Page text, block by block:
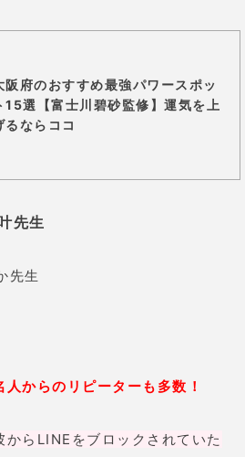
阪府のおすすめ最強パワースポッ
15選【富士川碧砂監修】運気を上
るならココ
先生
からのリピーターも多数！
からLINEをブロックされていた